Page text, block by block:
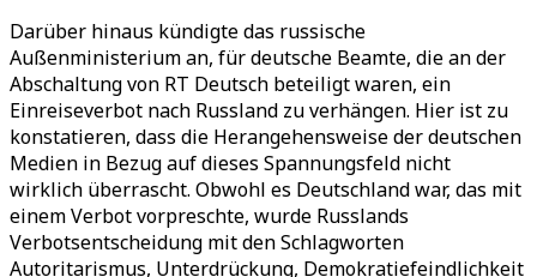
Darüber hinaus kündigte das russische
Außenministerium an, für deutsche Beamte, die an der
Abschaltung von RT Deutsch beteiligt waren, ein
Einreiseverbot nach Russland zu verhängen. Hier ist zu
konstatieren, dass die Herangehensweise der deutschen
Medien in Bezug auf dieses Spannungsfeld nicht
wirklich überrascht. Obwohl es Deutschland war, das mit
einem Verbot vorpreschte, wurde Russlands
Verbotsentscheidung mit den Schlagworten
Autoritarismus, Unterdrückung, Demokratiefeindlichkeit